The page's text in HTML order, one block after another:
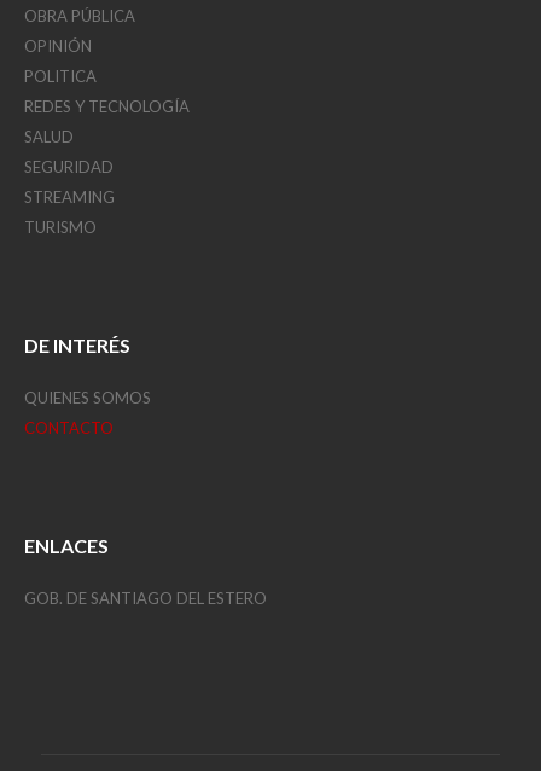
OBRA PÚBLICA
OPINIÓN
POLITICA
REDES Y TECNOLOGÍA
SALUD
SEGURIDAD
STREAMING
TURISMO
DE INTERÉS
QUIENES SOMOS
CONTACTO
ENLACES
GOB. DE SANTIAGO DEL ESTERO